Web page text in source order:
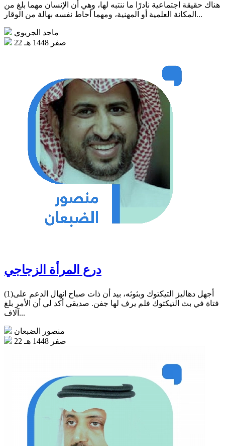
هناك حقيقة اجتماعية نادرًا ما ننتبه لها، وهي أن الإنسان مهما بلغ من
المكانة العلمية أو المهنية، ومهما أحاط نفسه بهالة من الوقار...
ماجد الجريوي
22 صفر 1448 هـ
درع المرأة الزجاجي
(1)أجهل دهاليز التيكتوك وبثوثه، بيد أن ذات صباح انهال الدعم على
فتاة في بث التيكتوك فلم يرف لها جفن. صديقي أكد لي أن الأمر بلغ
آلاف...
منصور الضبعان
22 صفر 1448 هـ